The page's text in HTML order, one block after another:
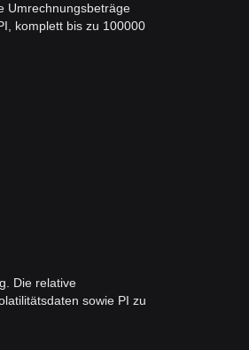
Umrechnungsbeträge
komplett bis zu 100000
Die relative
sowie PI zu